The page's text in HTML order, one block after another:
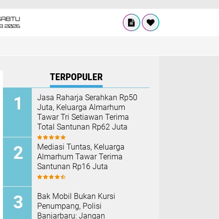
2026
TERPOPULER
Jasa Raharja Serahkan Rp50
Juta, Keluarga Almarhum
Tawar Tri Setiawan Terima
Total Santunan Rp62 Juta
Mediasi Tuntas, Keluarga
Almarhum Tawar Terima
Santunan Rp16 Juta
Bak Mobil Bukan Kursi
Penumpang, Polisi
Banjarbaru: Jangan